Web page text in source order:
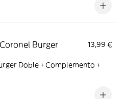
Burger
13,99 €
Doble + Complemento +